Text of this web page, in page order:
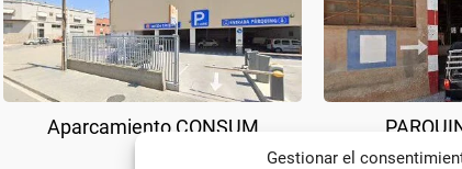
Gestionar el
Aparcamiento CONSUM